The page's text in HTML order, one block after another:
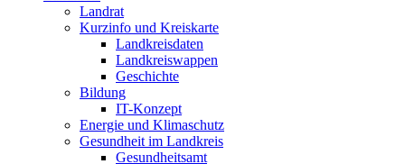
Landrat
Kurzinfo und Kreiskarte
Landkreisdaten
Landkreiswappen
Geschichte
Bildung
IT-Konzept
Energie und Klimaschutz
Gesundheit im Landkreis
Gesundheitsamt